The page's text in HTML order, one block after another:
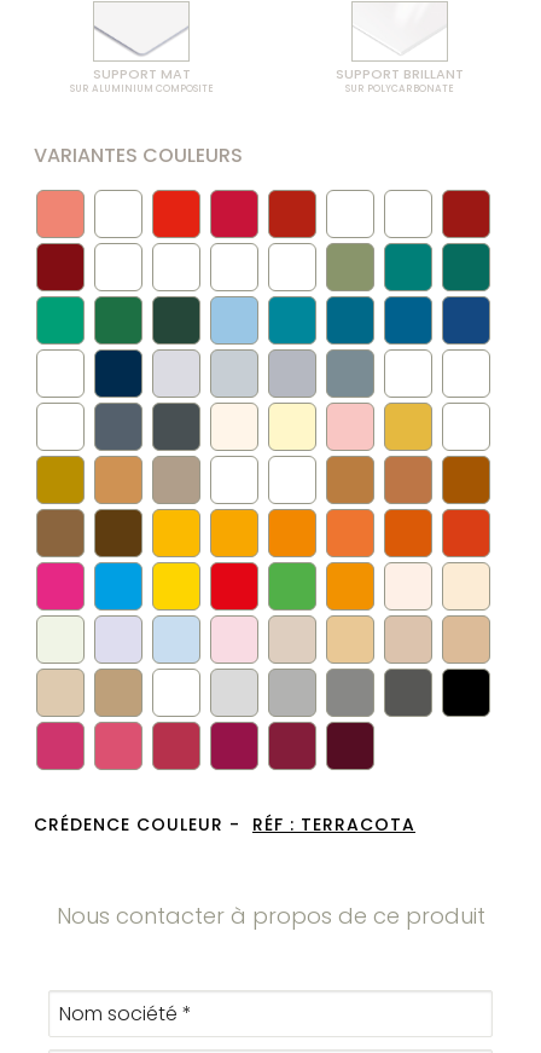
SUPPORT MAT
SUR ALUMINIUM COMPOSITE
SUPPORT BRILLANT
SUR POLYCARBONATE
VARIANTES COULEURS
CRÉDENCE COULEUR - RÉF : TERRACOTA
Nous contacter à propos de ce produit